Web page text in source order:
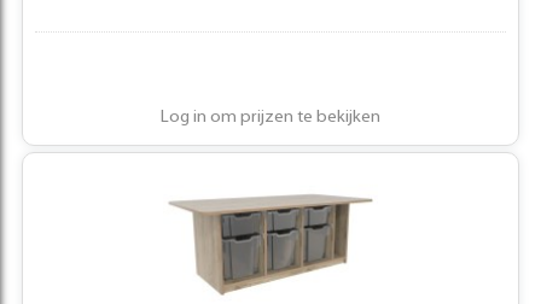
Log in om prijzen te bekijken